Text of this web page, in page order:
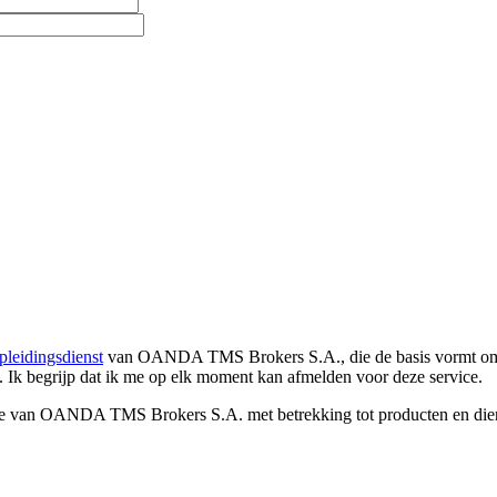
van OANDA TMS Brokers S.A., die de basis vormt
Ik begrijp dat ik me op elk moment kan afmelden voor deze service.
OANDA TMS Brokers S.A. met betrekking tot producten en